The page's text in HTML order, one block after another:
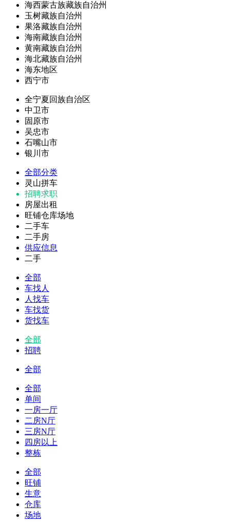
海西蒙古族藏族自治州
玉树藏族自治州
果洛藏族自治州
海南藏族自治州
黄南藏族自治州
海北藏族自治州
海东地区
西宁市
全宁夏回族自治区
中卫市
固原市
吴忠市
石嘴山市
银川市
全部分类
灵山拼车
招聘求职
房屋出租
旺铺仓库场地
二手车
二手房
供应信息
二手
全部
车找人
人找车
车找货
货找车
全部
招聘
全部
全部
单间
一房一厅
二房N厅
三房N厅
四房以上
整栋
全部
旺铺
生意
仓库
场地